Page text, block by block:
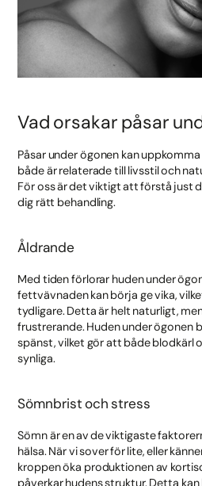
Vad orsakar påsar
Påsar under ögonen kan
både är relaterade till livsstil och
För oss är det viktigt att förstå just
dig rätt behandling.
Åldrande
Med tiden förlorar huden under
fettvävnaden kan börja ge vika,
tydligare. Detta är helt naturligt,
frustrerande. Huden under ögonen
spänst, vilket gör att både blodkärl
synliga.
Sömnbrist och stress
Sömn är en av de viktigaste
hälsa. När vi sover för lite, eller
kroppen öka produktionen av
påverkar hudens struktur. Detta